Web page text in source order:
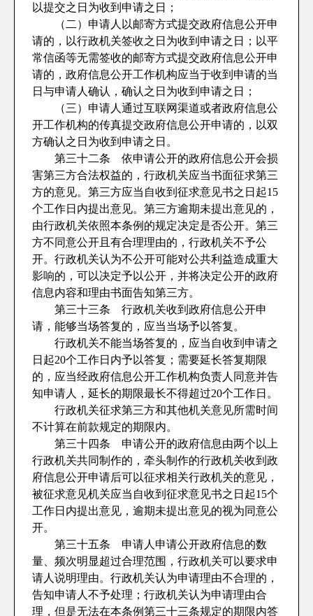
以提交之日为收到申请之日；
（二）申请人以邮寄方式提交政府信息公开申
请的，以行政机关签收之日为收到申请之日；以平
常信函等无需签收的邮寄方式提交政府信息公开申
请的，政府信息公开工作机构应当于收到申请的当
日与申请人确认，确认之日为收到申请之日；
（三）申请人通过互联网渠道或者政府信息公
开工作机构的传真提交政府信息公开申请的，以双
方确认之日为收到申请之日。
第三十二条 依申请公开的政府信息公开会损
害第三方合法权益的，行政机关应当书面征求第三
方的意见。第三方应当自收到征求意见书之日起15
个工作日内提出意见。第三方逾期未提出意见的，
由行政机关依照本条例的规定决定是否公开。第三
方不同意公开且有合理理由的，行政机关不予公
开。行政机关认为不公开可能对公共利益造成重大
影响的，可以决定予以公开，并将决定公开的政府
信息内容和理由书面告知第三方。
第三十三条 行政机关收到政府信息公开申
请，能够当场答复的，应当当场予以答复。
行政机关不能当场答复的，应当自收到申请之
日起20个工作日内予以答复；需要延长答复期限
的，应当经政府信息公开工作机构负责人同意并告
知申请人，延长的期限最长不得超过20个工作日。
行政机关征求第三方和其他机关意见所需时间
不计算在前款规定的期限内。
第三十四条 申请公开的政府信息由两个以上
行政机关共同制作的，牵头制作的行政机关收到政
府信息公开申请后可以征求相关行政机关的意见，
被征求意见机关应当自收到征求意见书之日起15个
工作日内提出意见，逾期未提出意见的视为同意公
开。
第三十五条 申请人申请公开政府信息的数
量、频次明显超过合理范围，行政机关可以要求申
请人说明理由。行政机关认为申请理由不合理的，
告知申请人不予处理；行政机关认为申请理由合
理，但是无法在本条例第三十三条规定的期限内答